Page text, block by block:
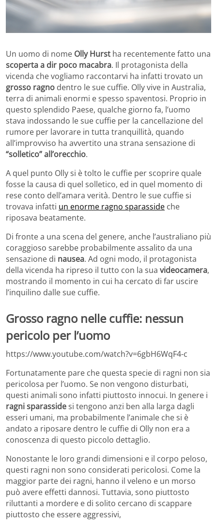
Un uomo di nome Olly Hurst ha recentemente fatto una
scoperta a dir poco macabra. Il protagonista della
vicenda che vogliamo raccontarvi ha infatti trovato un
grosso ragno dentro le sue cuffie. Olly vive in Australia,
terra di animali enormi e spesso spaventosi. Proprio in
questo splendido Paese, qualche giorno fa, l’uomo
stava indossando le sue cuffie per la cancellazione del
rumore per lavorare in tutta tranquillità, quando
all’improvviso ha avvertito una strana sensazione di
“solletico” all’orecchio.
A quel punto Olly si è tolto le cuffie per scoprire quale
fosse la causa di quel solletico, ed in quel momento di
rese conto dell’amara verità. Dentro le sue cuffie si
trovava infatti un enorme ragno sparasside che
riposava beatamente.
Di fronte a una scena del genere, anche l’australiano più
coraggioso sarebbe probabilmente assalito da una
sensazione di nausea. Ad ogni modo, il protagonista
della vicenda ha ripreso il tutto con la sua videocamera,
mostrando il momento in cui ha cercato di far uscire
l’inquilino dalle sue cuffie.
Grosso ragno nelle cuffie: nessun
pericolo per l’uomo
https://www.youtube.com/watch?v=6gbH6WqF4-c
Fortunatamente pare che questa specie di ragni non sia
pericolosa per l’uomo. Se non vengono disturbati,
questi animali sono infatti piuttosto innocui. In genere i
ragni sparassidesi tengono anzi ben alla larga dagli
esseri umani, ma probabilmente l’animale che si è
andato a riposare dentro le cuffie di Olly non era a
conoscenza di questo piccolo dettaglio.
Nonostante le loro grandi dimensioni e il corpo peloso,
questi ragni non sono considerati pericolosi. Come la
maggior parte dei ragni, hanno il veleno e un morso
può avere effetti dannosi. Tuttavia, sono piuttosto
riluttanti a mordere e di solito cercano di scappare
piuttosto che essere aggressivi,